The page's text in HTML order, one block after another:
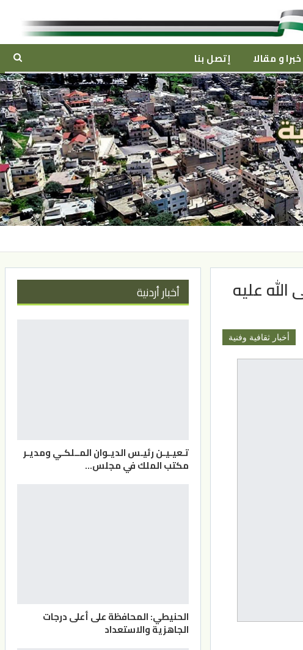
و مقالا إتصل بنا
الله عليه
أخبار ثقافية وفنية
أخبار أردنية
تـعيـيـن رئيـس الديـوان المــلكـي ومديـر
مكتب الملك في مجلس…
الحنيطي: المحافظة على أعلى درجات
الجاهزية والاستعداد